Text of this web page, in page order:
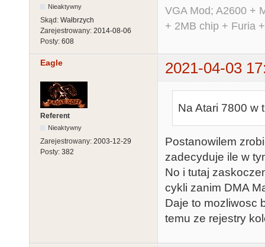
Nieaktywny
Skąd: Wałbrzych
Zarejestrowany: 2014-08-06
Posty: 608
VGA Mod; A2600 +
+ 2MB chip + Furia
Eagle 2021-04-03
Referent
Nieaktywny
Zarejestrowany: 2003-12-29
Posty: 382
Na Atari 7800 w
Postanowilem
zadecyduje ile w
No i tutaj
cykli zanim DMA
Daje to mozliwosc
temu ze rejestry